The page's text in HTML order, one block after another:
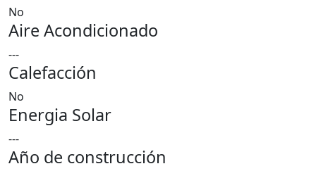
No
Aire Acondicionado
---
Calefacción
No
Energia Solar
---
Año de construcción